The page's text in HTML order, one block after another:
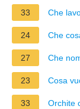
33 Che
24 Che
27 Che
23 Cosa
33 Orchite